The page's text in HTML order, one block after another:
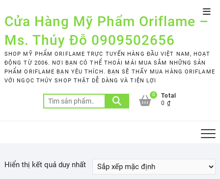
to
content
Cửa Hàng Mỹ Phẩm Oriflame –
Ms. Thúy Đỗ 0909502656
SHOP MỸ PHẨM ORIFLAME TRỰC TUYẾN HÀNG ĐẦU VIỆT NAM, HOẠT
ĐỘNG TỪ 2006. NƠI BẠN CÓ THỂ THOẢI MÁI MUA SẮM NHỮNG SẢN
PHẨM ORIFLAME BẠN YÊU THÍCH. BẠN SẼ THẤY MUA HÀNG ORIFLAME
VỚI NGỌC THÚY SHOP THẬT DỄ DÀNG VÀ TIỆN LỢI
Tìm
kiếm:
0
Total
0 ₫
Hiển thị kết quả duy nhất